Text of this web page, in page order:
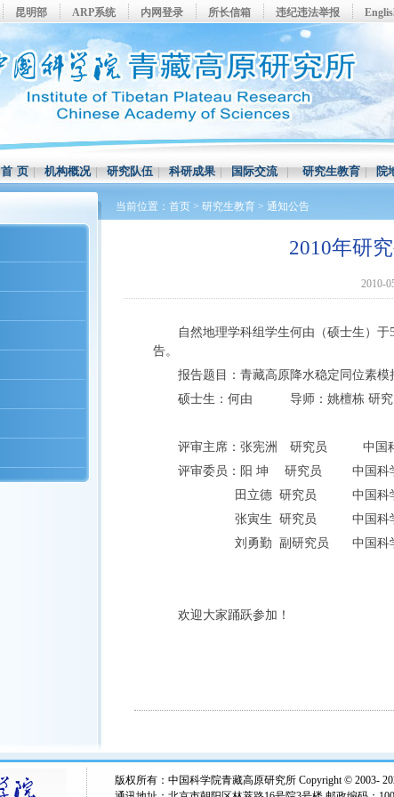
昆明部 ARP系统 内网登录 所长信箱 违纪违法举报
首 页|机构概况|研究队伍|科研成果|国际交流|研究生教育|院
当前位置： 首页 > 研究生教育 > 通知公告
2010年研
2010-
自然地理学科组学生何由（硕士生）
告。
报告题目：青藏高原降水稳定同位素模
硕士生：何由 导师：姚檀栋 研究
评审主席：张宪洲 研究员 中国科
评审委员：阳 坤 研究员 中国科学
田立德 研究员 中国科学院
张寅生 研究员 中国科学院
刘勇勤 副研究员 中国科学院
欢迎大家踊跃参加！
版权所有：中国科学院青藏高原研究所 Copyright © 2003-